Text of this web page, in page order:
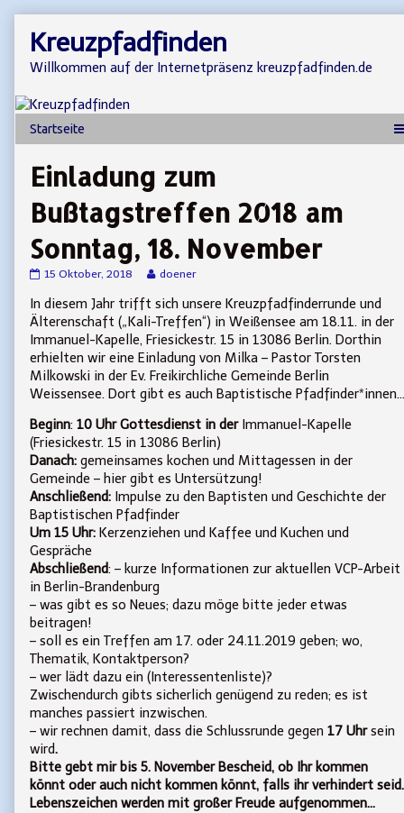
content
Kreuzpfadfinden
Willkommen auf der Internetpräsenz kreuzpfadfinden.de
Einladung zum
Bußtagstreffen 2018 am
Sonntag, 18. November
Einladung
Bußtagstreffen
2018
Sonntag,
18.
November
published
15 Oktober, 2018
Read
posts
by
author
of
Einladung
zum
Bußtagstreffen
2018
am
Sonntag,
18.
November,
doener
In diesem Jahr trifft sich unsere Kreuzpfadfinderrunde und
Älterenschaft („Kali-Treffen“) in Weißensee am 18.11. in der
Immanuel-Kapelle, Friesickestr. 15 in 13086 Berlin. Dorthin
erhielten wir eine Einladung von Milka – Pastor Torsten
Milkowski in der Ev. Freikirchliche Gemeinde Berlin
Weissensee. Dort gibt es auch Baptistische Pfadfinder*innen…
Beginn: 10 Uhr Gottesdienst in der Immanuel-Kapelle
(Friesickestr. 15 in 13086 Berlin)
Danach: gemeinsames kochen und Mittagessen in der
Gemeinde – hier gibt es Untersützung!
Anschließend: Impulse zu den Baptisten und Geschichte der
Baptistischen Pfadfinder
Um 15 Uhr: Kerzenziehen und Kaffee und Kuchen und
Gespräche
Abschließend: – kurze Informationen zur aktuellen VCP-Arbeit
in Berlin-Brandenburg
– was gibt es so Neues; dazu möge bitte jeder etwas
beitragen!
– soll es ein Treffen am 17. oder 24.11.2019 geben; wo,
Thematik, Kontaktperson?
– wer lädt dazu ein (Interessentenliste)?
Zwischendurch gibts sicherlich genügend zu reden; es ist
manches passiert inzwischen.
– wir rechnen damit, dass die Schlussrunde gegen 17 Uhrsein
wird.
Bitte gebt mir bis 5. November Bescheid, ob Ihr kommen
könnt oder auch nicht kommen könnt, falls ihr verhindert seid.
Lebenszeichen werden mit großer Freude aufgenommen…